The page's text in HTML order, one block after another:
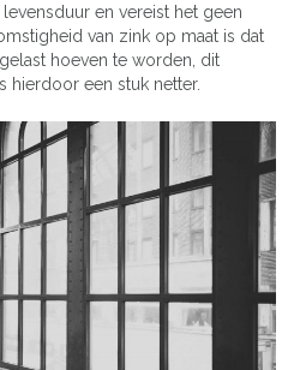
en vereist het geen
van zink op maat is dat
hoeven te worden, dit
hierdoor een stuk netter.